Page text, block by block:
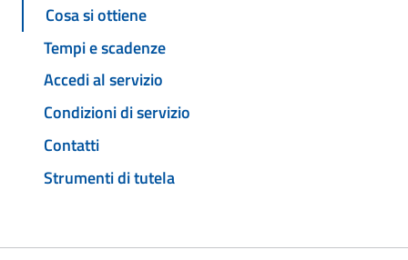
Cosa si ottiene
Tempi e scadenze
Accedi al servizio
Condizioni di servizio
Contatti
Strumenti di tutela